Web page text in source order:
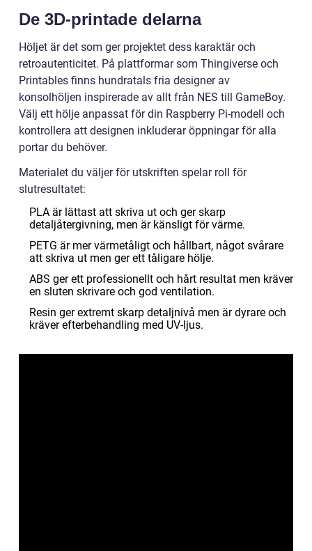
De 3D-printade delarna
Höljet är det som ger projektet dess karaktär och
retroautenticitet. På plattformar som Thingiverse och
Printables finns hundratals fria designer av
konsolhöljen inspirerade av allt från NES till GameBoy.
Välj ett hölje anpassat för din Raspberry Pi-modell och
kontrollera att designen inkluderar öppningar för alla
portar du behöver.
Materialet du väljer för utskriften spelar roll för
slutresultatet:
PLA är lättast att skriva ut och ger skarp
detaljåtergivning, men är känsligt för värme.
PETG är mer värmetåligt och hållbart, något svårare
att skriva ut men ger ett tåligare hölje.
ABS ger ett professionellt och hårt resultat men kräver
en sluten skrivare och god ventilation.
Resin ger extremt skarp detaljnivå men är dyrare och
kräver efterbehandling med UV-ljus.